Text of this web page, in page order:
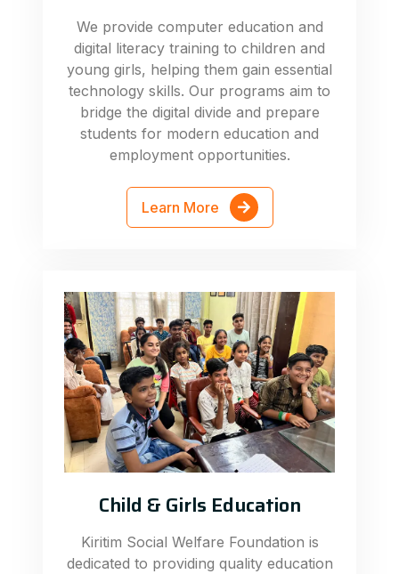
We provide computer education and
digital literacy training to children and
young girls, helping them gain essential
technology skills. Our programs aim to
bridge the digital divide and prepare
students for modern education and
employment opportunities.
Learn More
Child & Girls Education
Kiritim Social Welfare Foundation is
dedicated to providing quality education